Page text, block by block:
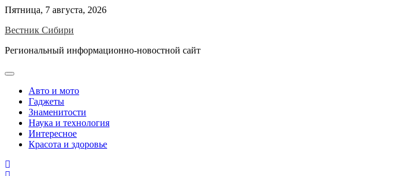
Skip
content
Пятница, 7 августа, 2026
Вестник Сибири
Региональный информационно-новостной сайт
Авто и мото
Гаджеты
Знаменитости
Наука и технология
Интересное
Красота и здоровье